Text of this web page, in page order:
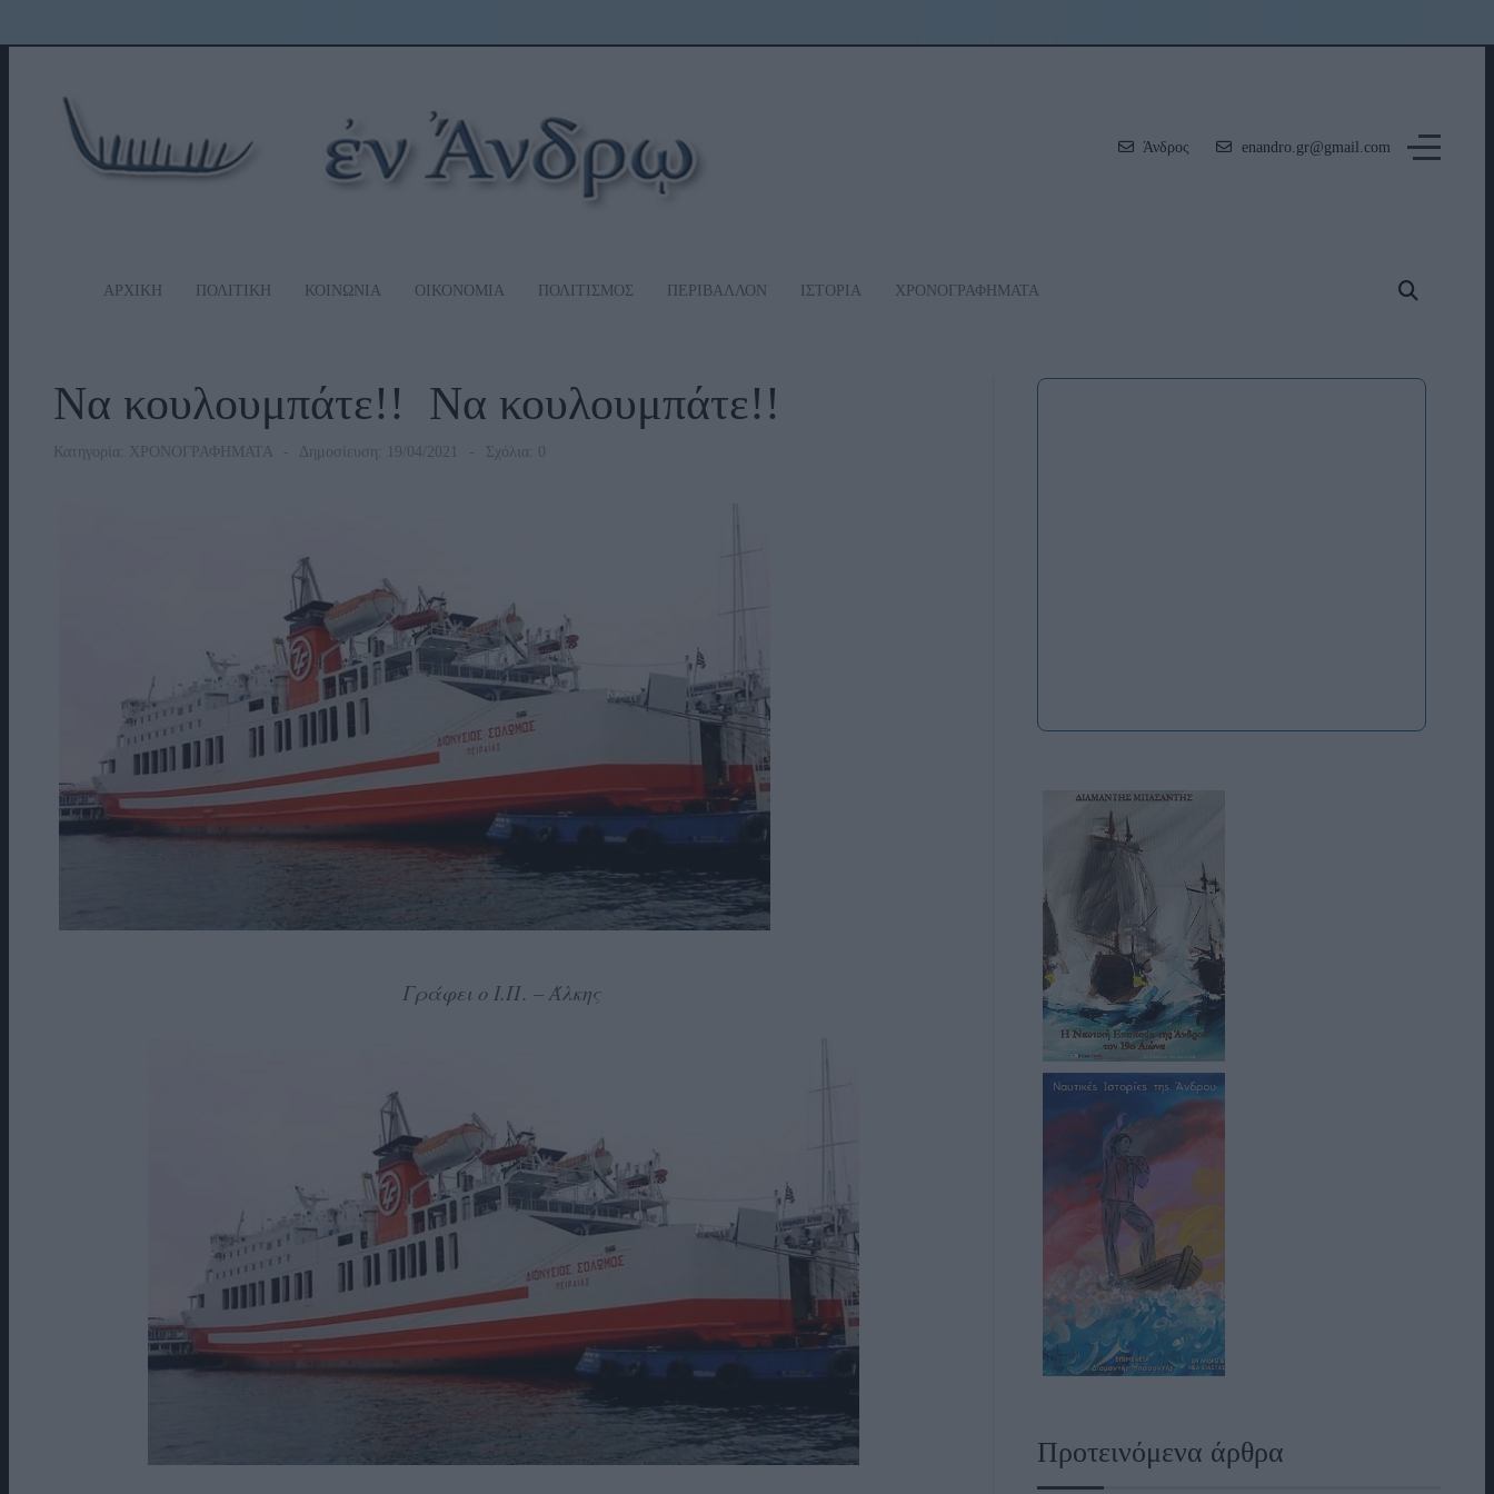
Άνδρος enandro.gr@gmail.com
ΑΡΧΙΚΗ ΠΟΛΙΤΙΚΗ ΚΟΙΝΩΝΙΑ ΟΙΚΟΝΟΜΙΑ ΠΟΛΙΤΙΣΜΟΣ ΠΕΡΙΒΑΛΛΟΝ ΙΣΤΟΡΙΑ ΧΡΟΝΟΓΡΑΦΗΜΑΤΑ
Να κουλουμπάτε!! Να κουλουμπάτε!!
Κατηγορία: ΧΡΟΝΟΓΡΑΦΗΜΑΤΑ Δημοσίευση: 19/04/2021 Σχόλια: 0
Γράφει ο Ι.Π. – Άλκης
Προτεινόμενα άρθρα